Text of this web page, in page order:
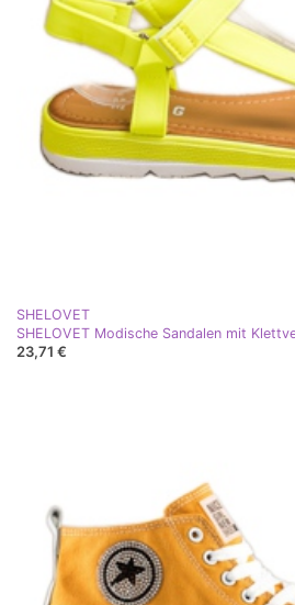
SHELOVET
SHELOVET Modische Sandalen mit
23,71 €